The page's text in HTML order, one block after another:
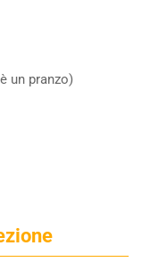
un pranzo)